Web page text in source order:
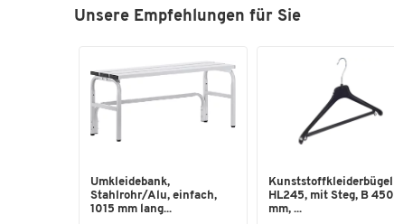
Unsere Empfehlungen für Sie
Umkleidebank,
Stahlrohr/Alu, einfach,
1015 mm lang...
Kunststoffkleiderbügel
HL245, mit Steg, B 450
mm, ...